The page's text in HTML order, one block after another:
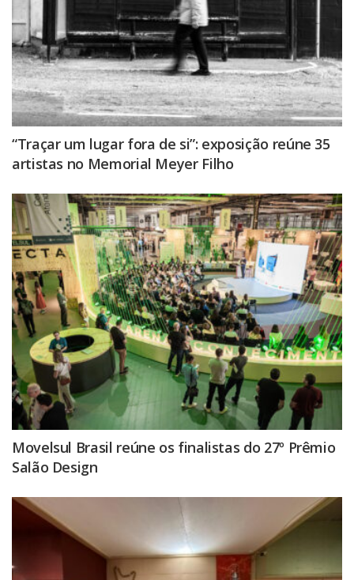
“Traçar um lugar fora de si”: exposição reúne 35
artistas no Memorial Meyer Filho
Movelsul Brasil reúne os finalistas do 27º Prêmio
Salão Design